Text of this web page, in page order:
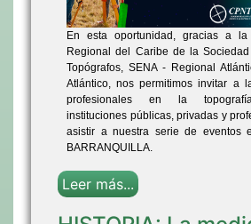
En esta oportunidad, gracias a
Regional del Caribe de la
Topógrafos, SENA - Regional
Atlántico, nos permitimos invitar a
profesionales en la
instituciones públicas, privadas y
asistir a nuestra serie de eventos
BARRANQUILLA.
Leer más...